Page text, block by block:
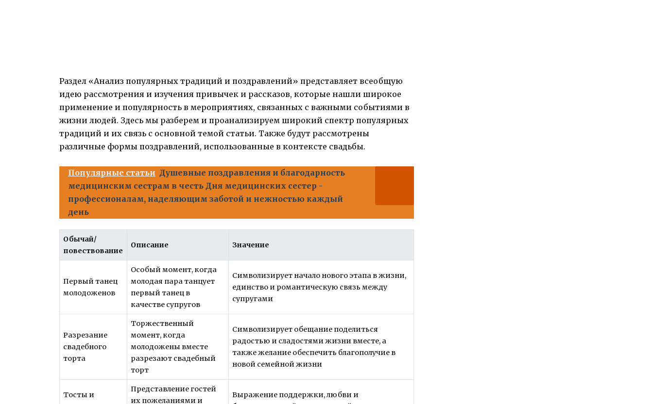
Раздел «Анализ популярных традиций и поздравлений» представляет всеобщую
идею рассмотрения и изучения привычек и рассказов, которые нашли широкое
применение и популярность в мероприятиях, связанных с важными событиями в
жизни людей. Здесь мы разберем и проанализируем широкий спектр популярных
традиций и их связь с основной темой статьи. Также будут рассмотрены
различные формы поздравлений, использованные в контексте свадьбы.
Популярные статьи Душевные поздравления и благодарность
медицинским сестрам в честь Дня медицинских сестер -
профессионалам, наделяющим заботой и нежностью каждый
день
Обычай/
повествование
Описание Значение
Первый танец
молодоженов
Особый момент, когда
молодая пара танцует
первый танец в
качестве супругов
Символизирует начало нового этапа в жизни,
единство и романтическую связь между
супругами
Разрезание
свадебного
торта
Торжественный
момент, когда
молодожены вместе
разрезают свадебный
торт
Символизирует обещание поделиться
радостью и сладостями жизни вместе, а
также желание обеспечить благополучие в
новой семейной жизни
Тосты и
Представление гостей
их пожеланиями и
Выражение поддержки, любви и